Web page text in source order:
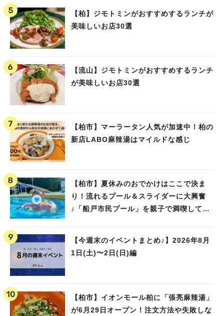
【柏】ジモトミンがおすすめするランチが
美味しいお店30選
【流山】ジモトミンがおすすめするランチ
が美味しいお店30選
【柏市】マーラータン人気が加速中！柏の
新店LABO麻辣湯はマイルドな感じ
【柏市】夏休みのおでかけはここで決ま
り！流れるプール＆スライダーに大興奮
♪「船戸市民プール」を親子で満喫してき
【今週末のイベントまとめ♪】2026年8月
1日(土)〜2日(日)編
【柏市】イオンモール柏に「張亮麻辣湯」
が6月29日オープン！注文方法や失敗しな